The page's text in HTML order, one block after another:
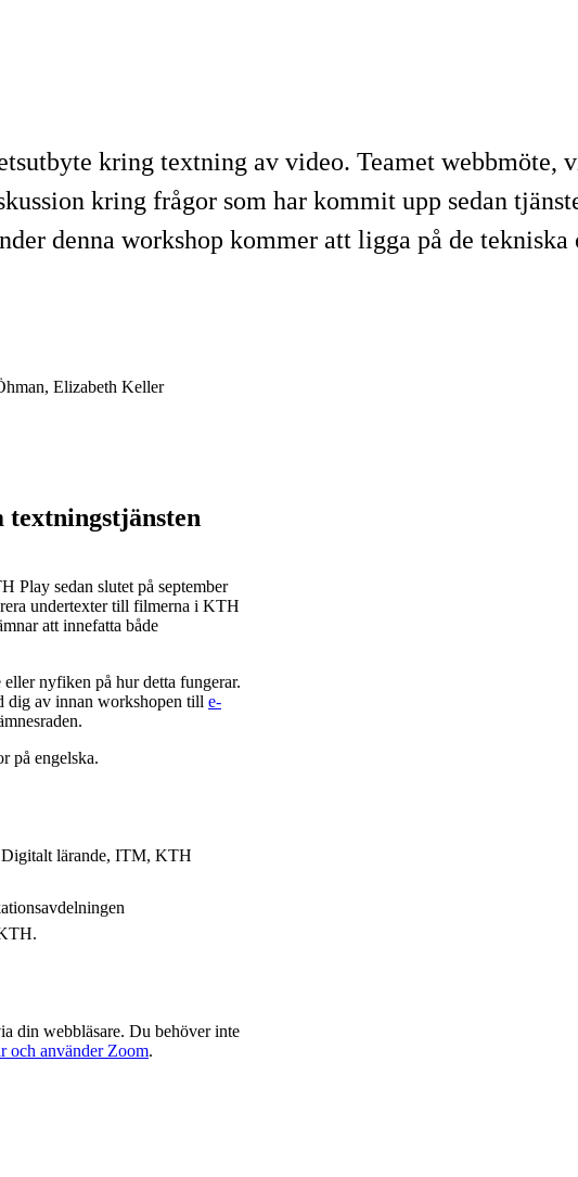
kring textning av video. Teamet webbmöte,
kring frågor som har kommit upp sedan
denna workshop kommer att ligga på de
Elizabeth Keller
textningstjänsten
Play sedan slutet på september
undertexter till filmerna i KTH
att innefatta både
nyfiken på hur detta fungerar.
dig av innan workshopen till e-
på engelska.
Digitalt lärande, ITM, KTH
din webbläsare. Du behöver inte
och använder Zoom.